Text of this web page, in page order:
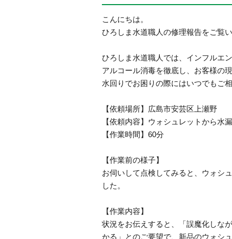
こんにちは。
ひろしま水道職人の修理報告をご覧
ひろしま水道職人では、インフルエ
アルコール消毒を徹底し、お客様の
水回りでお困りの際にはいつでもご相
【依頼場所】広島市安芸区上瀬野
【依頼内容】ウォシュレットから水
【作業時間】60分
【作業前の様子】
お伺いして点検してみると、ウォシ
した。
【作業内容】
状況をお伝えすると、「誤魔化しな
かる」とのご要望で、新品のウォシ